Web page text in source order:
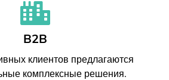
B2B
клиентов предлагаются
комплексные решения.